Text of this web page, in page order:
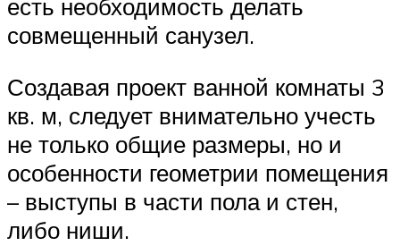
есть необходимость делать
совмещенный санузел.
Создавая проект ванной комнаты 3
кв. м, следует внимательно учесть
не только общие размеры, но и
особенности геометрии помещения
– выступы в части пола и стен,
либо ниши.